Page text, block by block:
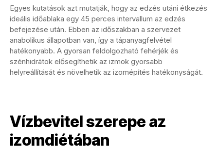
Egyes kutatások azt mutatják, hogy az edzés utáni étkezés
ideális időablaka egy 45 perces intervallum az edzés
befejezése után. Ebben az időszakban a szervezet
anabolikus állapotban van, így a tápanyagfelvétel
hatékonyabb. A gyorsan feldolgozható fehérjék és
szénhidrátok elősegíthetik az izmok gyorsabb
helyreállítását és növelhetik az izomépítés hatékonyságát.
Vízbevitel szerepe az
izomdiétában